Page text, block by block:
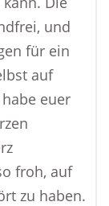
und
für ein
auf
euer
froh, auf
zu haben.